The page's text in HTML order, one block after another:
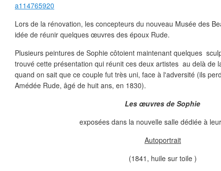
a114765920
Lors de la rénovation, les concepteurs du nouveau Musée des
idée de réunir quelques œuvres des époux Rude.
Plusieurs peintures de Sophie côtoient maintenant quelques
trouvé cette présentation qui réunit ces deux artistes au delà de
quand on sait que ce couple fut très uni, face à l'adversité (ils
Amédée Rude, âgé de huit ans, en 1830).
Les œuvres de Sophie
exposées dans la nouvelle salle dédiée à
Autoportrait
(1841, huile sur toile )